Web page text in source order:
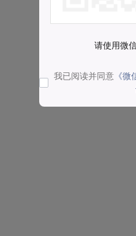
请使用微
我已阅读并同意 《